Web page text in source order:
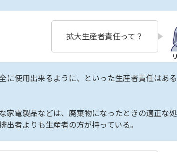
拡大生産者責任って？
に使用出来るように、といった生産者責任はある
家電製品などは、廃棄物になったときの適正な処
者よりも生産者の方が持っている。